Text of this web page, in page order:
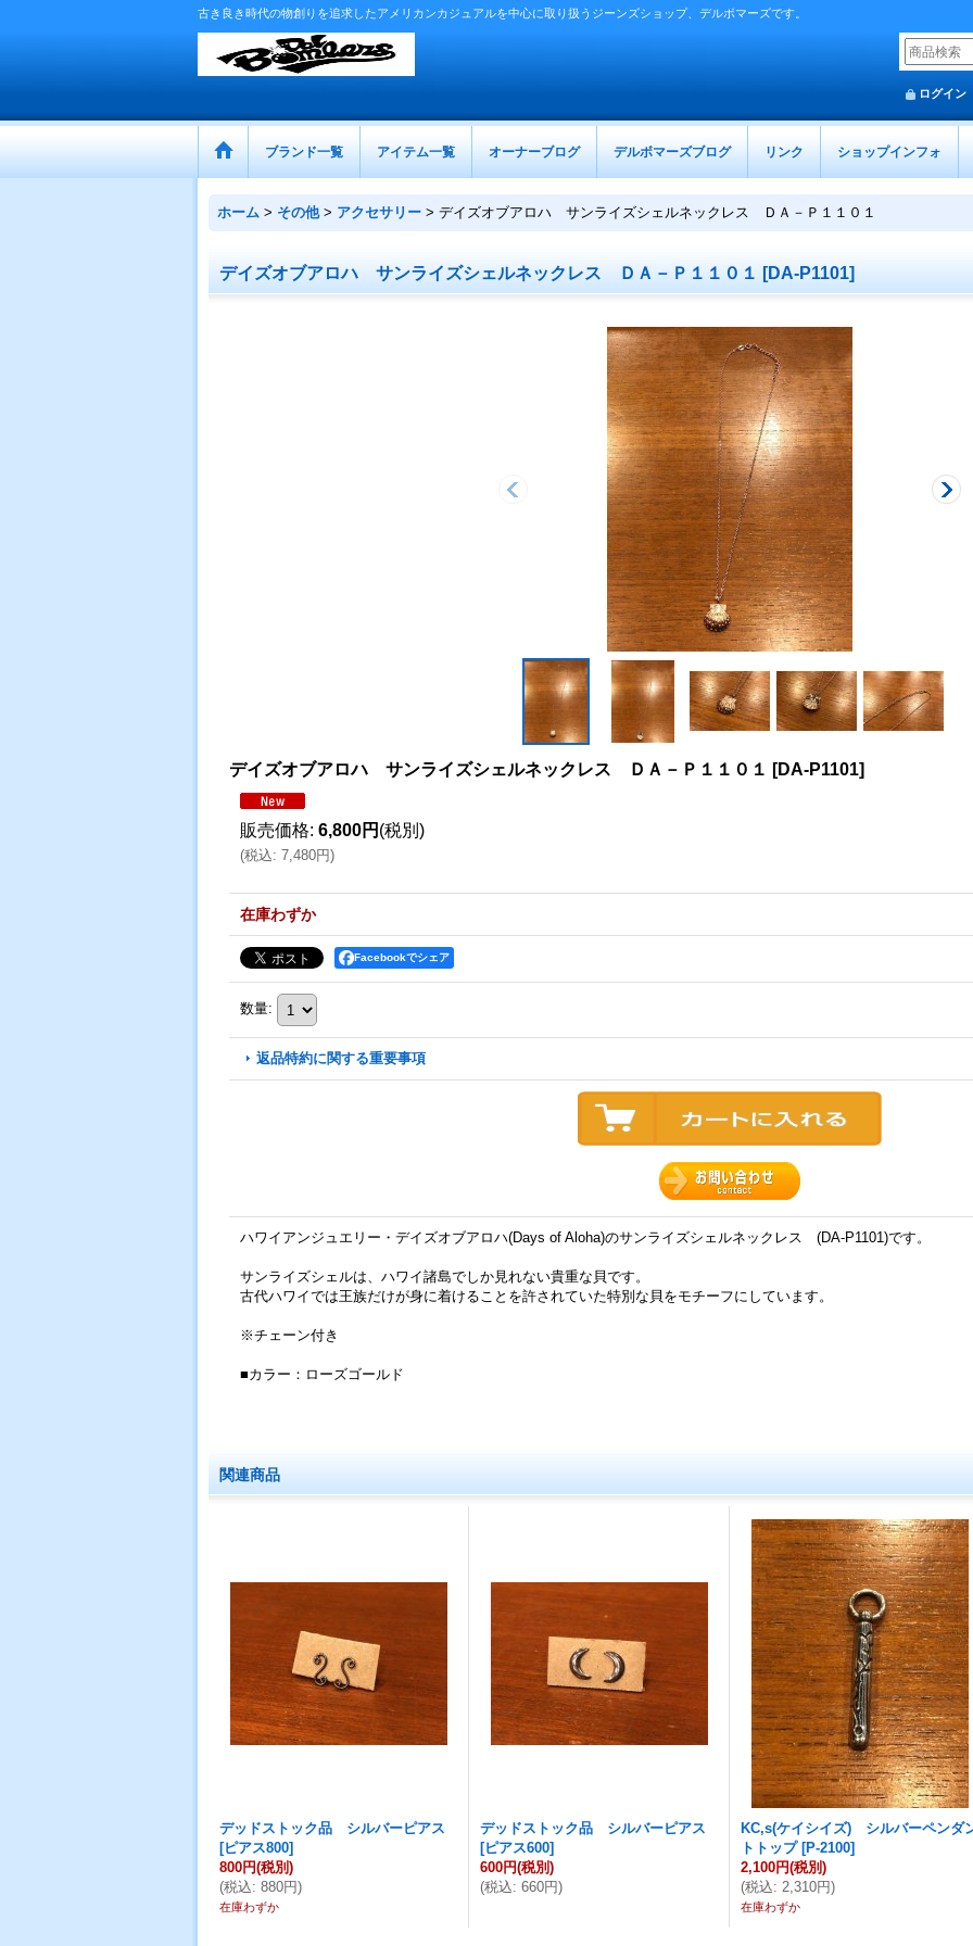
古き良き時代の物創りを追求したアメリカンカジュアルを中心に取り扱うジーンズショップ、デルボマーズです。
ログイン
ブランド一覧 アイテム一覧 オーナーブログ デルボマーズブログ リンク ショップインフォ
ホーム > その他 > アクセサリー > デイズオブアロハ サンライズシェルネックレス ＤＡ－Ｐ１１０１
デイズオブアロハ サンライズシェルネックレス ＤＡ－Ｐ１１０１ [DA-P1101]
デイズオブアロハ サンライズシェルネックレス ＤＡ－Ｐ１１０１ [DA-P1101]
販売価格: 6,800円 (税別)
(税込: 7,480円)
在庫わずか
Facebookでシェア
数量:
返品特約に関する重要事項
ハワイアンジュエリー・デイズオブアロハ(Days of Aloha)のサンライズシェルネックレス (DA-P1101)です。
サンライズシェルは、ハワイ諸島でしか見れない貴重な貝です。
古代ハワイでは王族だけが身に着けることを許されていた特別な貝をモチーフにしています。
※チェーン付き
■カラー：ローズゴールド
関連商品
デッドストック品 シルバーピアス
[ピアス800]
800円(税別)
(税込: 880円)
在庫わずか
デッドストック品 シルバーピアス
[ピアス600]
600円(税別)
(税込: 660円)
KC,s(ケイシイズ) シルバーペンダ
トトップ [P-2100]
2,100円(税別)
(税込: 2,310円)
在庫わずか